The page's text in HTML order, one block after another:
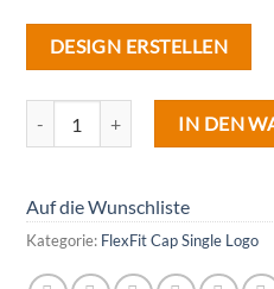
DESIGN ERSTELLEN
IN DEN
Auf die Wunschliste
Kategorie: FlexFit Cap Single Logo